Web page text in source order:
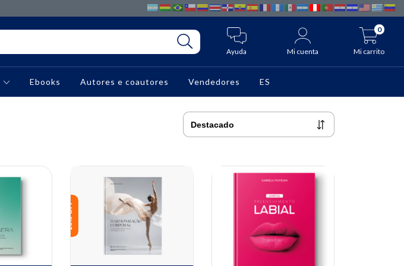
Ayuda Mi cuenta Mi carrito
0
Ebooks Autores e coautores Vendedores ES
10% OFF